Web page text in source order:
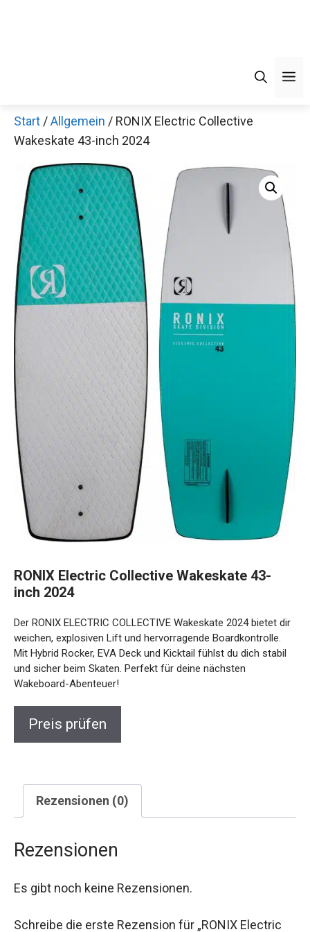
Start /Allgemein / RONIX Electric Collective
Wakeskate 43-inch 2024
RONIX Electric Collective Wakeskate 43-
inch 2024
Der RONIX ELECTRIC COLLECTIVE Wakeskate 2024 bietet dir
weichen, explosiven Lift und hervorragende Boardkontrolle.
Mit Hybrid Rocker, EVA Deck und Kicktail fühlst du dich stabil
und sicher beim Skaten. Perfekt für deine nächsten
Wakeboard-Abenteuer!
Preis prüfen
Rezensionen (0)
Rezensionen
Es gibt noch keine Rezensionen.
Schreibe die erste Rezension für „RONIX Electric